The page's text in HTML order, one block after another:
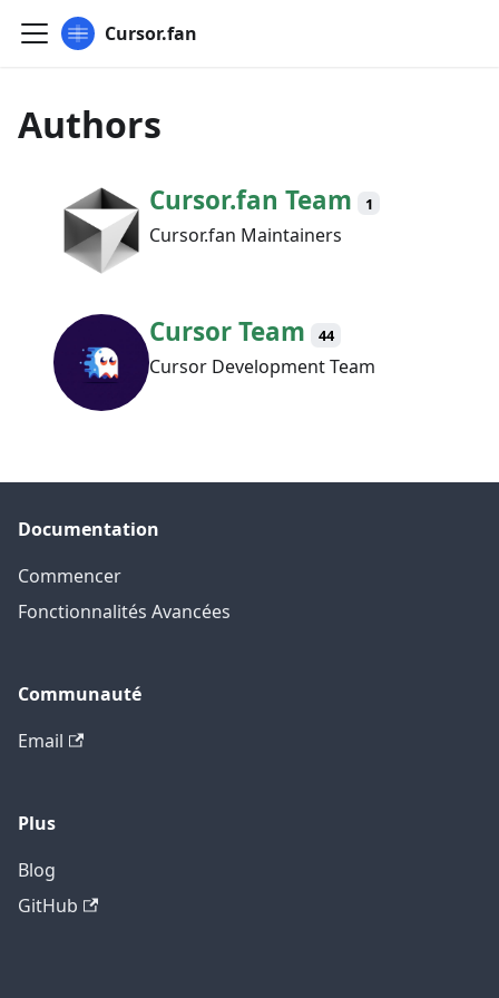
Cursor.fan
Authors
Cursor.fan Team 1
Cursor.fan Maintainers
Cursor Team 44
Cursor Development Team
Documentation
Commencer
Fonctionnalités Avancées
Communauté
Email
Plus
Blog
GitHub